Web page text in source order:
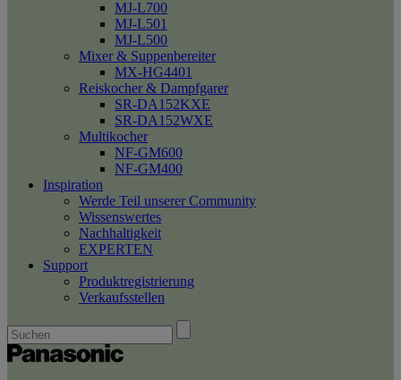
MJ-L700
MJ-L501
MJ-L500
Mixer & Suppenbereiter
MX-HG4401
Reiskocher & Dampfgarer
SR-DA152KXE
SR-DA152WXE
Multikocher
NF-GM600
NF-GM400
Inspiration
Werde Teil unserer Community
Wissenswertes
Nachhaltigkeit
EXPERTEN
Support
Produktregistrierung
Verkaufsstellen